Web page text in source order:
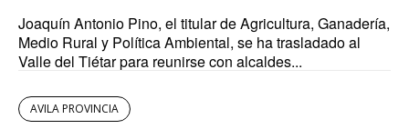
Joaquín Antonio Pino, el titular de Agricultura, Ganadería,
Medio Rural y Política Ambiental, se ha trasladado al
Valle del Tiétar para reunirse con alcaldes...
AVILA PROVINCIA